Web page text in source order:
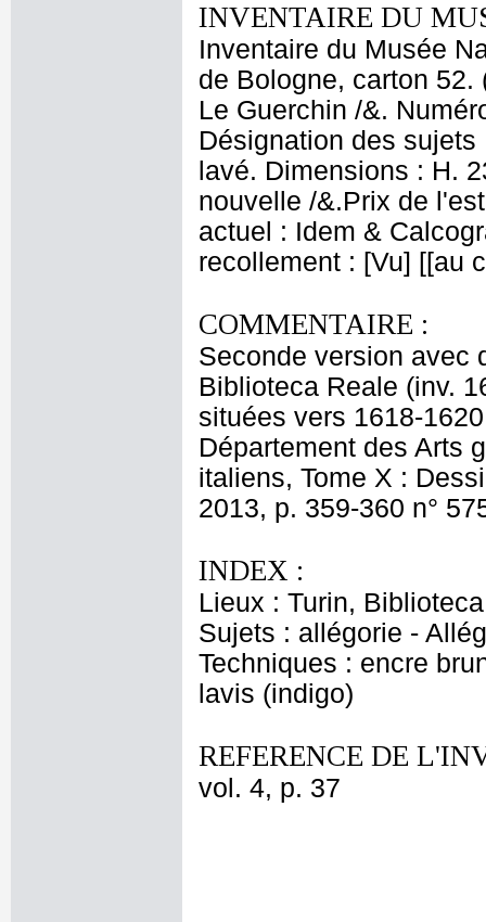
INVENTAIRE DU
Inventaire du Musée
de Bologne, carton 52.
Le Guerchin /&.
Désignation des
lavé. Dimensions : H.
nouvelle /&.Prix de
actuel : Idem &
recollement : [Vu] [[au
COMMENTAIRE :
Seconde version avec
Biblioteca Reale (inv.
situées vers 1618-
Département des Arts
italiens, Tome X :
2013, p. 359-360 n°
INDEX :
Lieux : Turin,
Sujets : allégorie -
Techniques : encre
lavis (indigo)
REFERENCE DE
vol. 4, p. 37